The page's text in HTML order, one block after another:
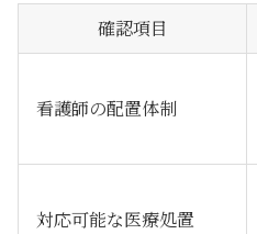
確認項目
看護師の配置体制
対応可能な医療処置